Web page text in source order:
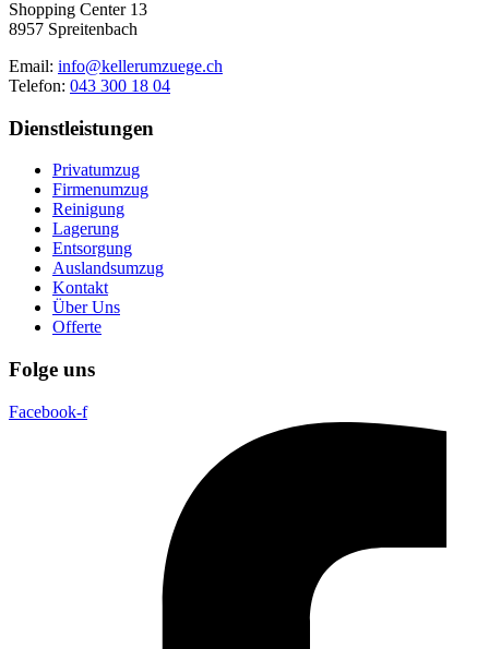
Shopping Center 13
8957 Spreitenbach
Email: info@kellerumzuege.ch
Telefon: 043 300 18 04
Dienstleistungen
Privatumzug
Firmenumzug
Reinigung
Lagerung
Entsorgung
Auslandsumzug
Kontakt
Über Uns
Offerte
Folge uns
Facebook-f